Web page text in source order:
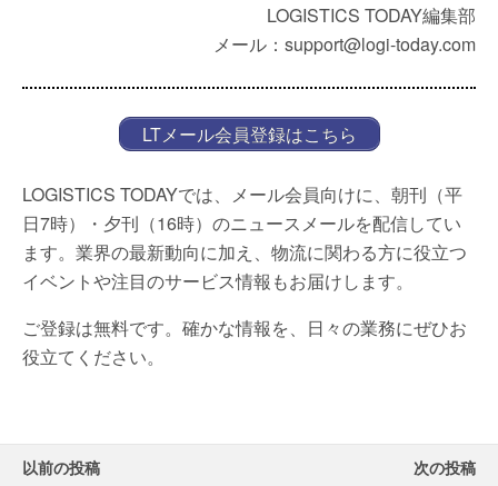
LOGISTICS TODAY編集部
メール：support@logi-today.com
LTメール会員登録はこちら
LOGISTICS TODAYでは、メール会員向けに、朝刊（平
日7時）・夕刊（16時）のニュースメールを配信してい
ます。業界の最新動向に加え、物流に関わる方に役立つ
イベントや注目のサービス情報もお届けします。
ご登録は無料です。確かな情報を、日々の業務にぜひお
役立てください。
以前の投稿 次の投稿